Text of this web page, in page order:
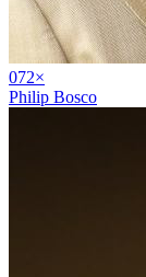
072×
Philip Bosco